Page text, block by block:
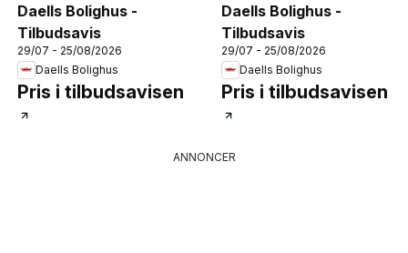
Daells Bolighus -
Tilbudsavis
29/07 - 25/08/2026
Daells Bolighus
Pris i tilbudsavisen
Daells Bolighus -
Tilbudsavis
29/07 - 25/08/2026
Daells Bolighus
Pris i tilbudsavisen
ANNONCER